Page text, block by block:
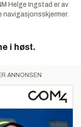
Helge Ingstad er av
navigasjonsskjermer.
i høst.
ANNONSEN